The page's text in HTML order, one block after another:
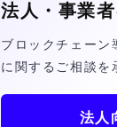
法人・事業
ブロックチェーン
に関するご相談を
法人